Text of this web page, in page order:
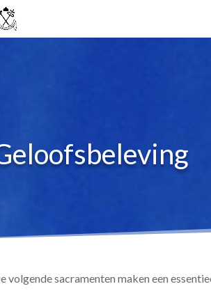
volgende sacramenten maken een